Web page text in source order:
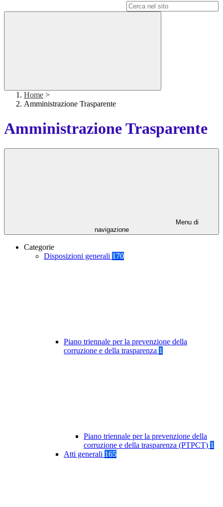
Home >
Amministrazione Trasparente
Amministrazione Trasparente
Menu di
navigazione
Categorie
Disposizioni generali 170
Piano triennale per la prevenzione della
corruzione e della trasparenza 1
Piano triennale per la prevenzione della
corruzione e della trasparenza (PTPCT) 1
Atti generali 165